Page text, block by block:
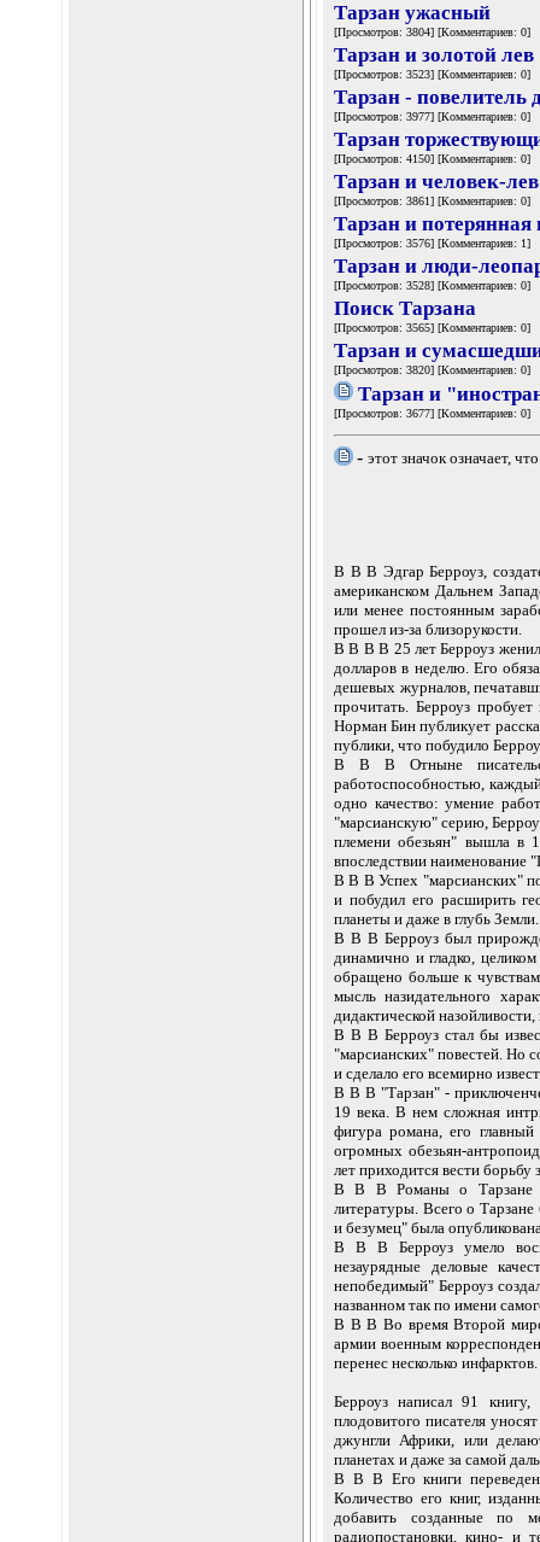
Тарзан ужасный
[Просмотров: 3804] [Комментариев: 0]
Тарзан и золотой лев
[Просмотров: 3523] [Комментариев: 0]
Тарзан - повелитель
[Просмотров: 3977] [Комментариев: 0]
Тарзан
[Просмотров: 4150] [Комментариев: 0]
Тарзан и человек-лев
[Просмотров: 3861] [Комментариев: 0]
Тарзан и
[Просмотров: 3576] [Комментариев: 1]
Тарзан и люди-
[Просмотров: 3528] [Комментариев: 0]
Поиск Тарзана
[Просмотров: 3565] [Комментариев: 0]
Тарзан и
[Просмотров: 3820] [Комментариев: 0]
Тарзан и
[Просмотров: 3677] [Комментариев: 0]
- этот значок означает,
В В В Эдгар Берроуз,
американском Дальнем
или менее постоянным
прошел из-за близорукости.
В В В В 25 лет Берроуз
долларов в неделю. Его
дешевых журналов,
прочитать. Берроуз
Норман Бин публикует
публики, что побудило
В В В Отныне
работоспособностью,
одно качество: умение
"марсианскую" серию,
племени обезьян" вышла в
впоследствии наименование
В В В Успех "марсианских"
и побудил его расширить
планеты и даже в глубь Земли.
В В В Берроуз был
динамично и гладко,
обращено больше к
мысль назидательного
дидактической
В В В Берроуз стал бы
"марсианских" повестей. Но
и сделало его всемирно
В В В "Тарзан" -
19 века. В нем сложная
фигура романа, его
огромных обезьян-
лет приходится вести борьбу
В В В Романы о Тарзане
литературы. Всего о
и безумец" была
В В В Берроуз умело
незаурядные деловые
непобедимый" Берроуз
названном так по имени
В В В Во время Второй
армии военным
перенес несколько
Берроуз написал 91 книгу,
плодовитого писателя
джунгли Африки, или
планетах и даже за самой
В В В Его книги
Количество его книг,
добавить созданные по
радиопостановки, кино- и